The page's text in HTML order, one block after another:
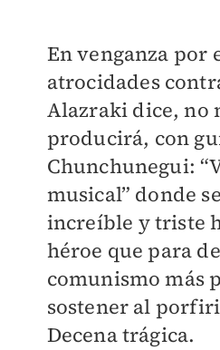
En venganza por
atrocidades
Alazraki dice, no
producirá, con
Chunchunegui:
musical” donde
increíble y triste
héroe que para
comunismo más
sostener al
Decena trágica.